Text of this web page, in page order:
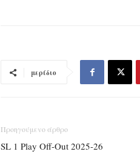
μερίδιο
Προηγούμενο άρθρο
SL 1 Play Off-Out 2025-26